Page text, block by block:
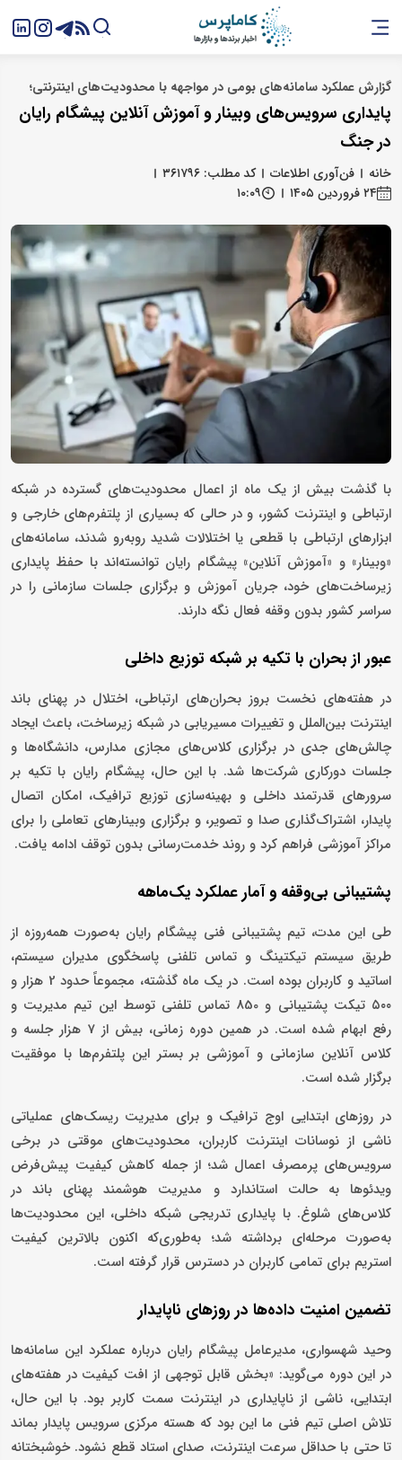
گزارش عملکرد سامانه‌های بومی در مواجهه با محدودیت‌های اینترنتی؛
پایداری سرویس‌های وبینار و آموزش آنلاین پیشگام رایان
در جنگ
خانه فن‌آوری اطلاعات
کد مطلب: ۳۶۱۷۹۶
۲۴ فروردین ۱۴۰۵
۱۰:۰۹
با گذشت بیش از یک ماه از اعمال محدودیت‌های گسترده در شبکه
ارتباطی و اینترنت کشور، و در حالی که بسیاری از پلتفرم‌های خارجی و
ابزارهای ارتباطی با قطعی یا اختلالات شدید روبه‌رو شدند، سامانه‌های
«وبینار» و «آموزش آنلاین» پیشگام رایان توانسته‌اند با حفظ پایداری
زیرساخت‌های خود، جریان آموزش و برگزاری جلسات سازمانی را در
سراسر کشور بدون وقفه فعال نگه دارند.
عبور از بحران با تکیه بر شبکه توزیع داخلی
در هفته‌های نخست بروز بحران‌های ارتباطی، اختلال در پهنای باند
اینترنت بین‌الملل و تغییرات مسیریابی در شبکه زیرساخت، باعث ایجاد
چالش‌های جدی در برگزاری کلاس‌های مجازی مدارس، دانشگاه‌ها و
جلسات دورکاری شرکت‌ها شد. با این حال، پیشگام رایان با تکیه بر
سرورهای قدرتمند داخلی و بهینه‌سازی توزیع ترافیک، امکان اتصال
پایدار، اشتراک‌گذاری صدا و تصویر، و برگزاری وبینارهای تعاملی را برای
مراکز آموزشی فراهم کرد و روند خدمت‌رسانی بدون توقف ادامه یافت.
پشتیبانی بی‌وقفه و آمار عملکرد یک‌ماهه
طی این مدت، تیم پشتیبانی فنی پیشگام رایان به‌صورت همه‌روزه از
طریق سیستم تیکتینگ و تماس تلفنی پاسخگوی مدیران سیستم،
اساتید و کاربران بوده است. در یک ماه گذشته، مجموعاً حدود 2 هزار و
۵۰۰ تیکت پشتیبانی و 850 تماس تلفنی توسط این تیم مدیریت و
رفع ابهام شده است. در همین دوره زمانی، بیش از 7 هزار جلسه و
کلاس آنلاین سازمانی و آموزشی بر بستر این پلتفرم‌ها با موفقیت
برگزار شده است.
در روزهای ابتدایی اوج ترافیک و برای مدیریت ریسک‌های عملیاتی
ناشی از نوسانات اینترنت کاربران، محدودیت‌های موقتی در برخی
سرویس‌های پرمصرف اعمال شد؛ از جمله کاهش کیفیت پیش‌فرض
ویدئوها به حالت استاندارد و مدیریت هوشمند پهنای باند در
کلاس‌های شلوغ. با پایداری تدریجی شبکه داخلی، این محدودیت‌ها
به‌صورت مرحله‌ای برداشته شد؛ به‌طوری‌که اکنون بالاترین کیفیت
استریم برای تمامی کاربران در دسترس قرار گرفته است.
تضمین امنیت داده‌ها در روزهای ناپایدار
وحید شهسواری، مدیرعامل پیشگام رایان درباره عملکرد این سامانه‌ها
در این دوره می‌گوید: «بخش قابل توجهی از افت کیفیت‌ در هفته‌های
ابتدایی، ناشی از ناپایداری در اینترنت سمت کاربر بود. با این حال،
تلاش اصلی تیم فنی ما این بود که هسته مرکزی سرویس پایدار بماند
تا حتی با حداقل سرعت اینترنت، صدای استاد قطع نشود. خوشبختانه